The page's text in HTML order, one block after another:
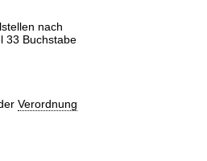
nach
33 Buchstabe
Verordnung